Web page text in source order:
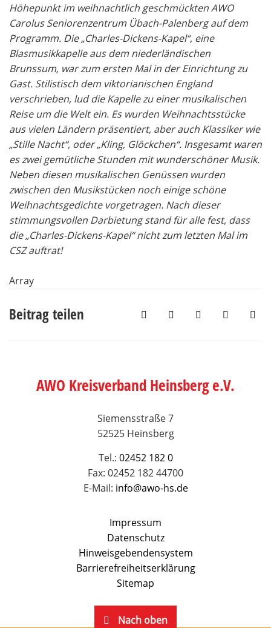
Höhepunkt im weihnachtlich geschmückten AWO
Carolus Seniorenzentrum Übach-Palenberg auf dem
Programm. Die „Charles-Dickens-Kapel“, eine
Blasmusikkapelle aus dem niederländischen
Brunssum, war zum ersten Mal in der Einrichtung zu
Gast. Stilistisch dem viktorianischen England
verschrieben, lud die Kapelle zu einer musikalischen
Reise um die Welt ein. Es wurden Weihnachtsstücke
aus vielen Ländern präsentiert, aber auch Klassiker wie
„Stille Nacht“, oder „Kling, Glöckchen“. Insgesamt waren
es zwei gemütliche Stunden mit wunderschöner Musik.
Neben diesen musikalischen Genüssen wurden
zwischen den Musikstücken noch einige schöne
Weihnachtsgedichte vorgetragen. Nach dieser
stimmungsvollen Darbietung stand für alle fest, dass
die „Charles-Dickens-Kapel“ nicht zum letzten Mal im
CSZ auftrat!
Array
Beitrag teilen
AWO Kreisverband Heinsberg e.V.
Siemensstraße 7
52525 Heinsberg
Tel.: 02452 182 0
Fax: 02452 182 44700
E-Mail: info@awo-hs.de
Impressum
Datenschutz
Hinweisgebendensystem
Barrierefreiheitserklärung
Sitemap
Nach oben